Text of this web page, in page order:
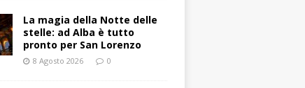
La magia della Notte delle
stelle: ad Alba è tutto
pronto per San Lorenzo
8 Agosto 2026 0